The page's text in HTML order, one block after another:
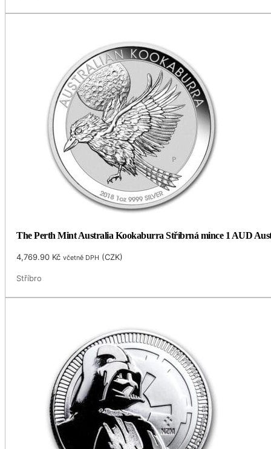
The Perth Mint Australia Kookaburra Stříbrná mince 1 AUD
4,769.90 Kč včetně DPH (CZK)
Stříbro